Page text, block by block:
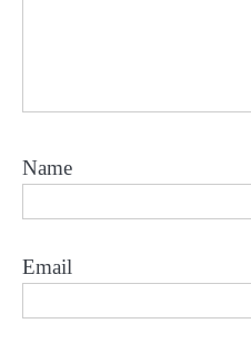
Name
Email